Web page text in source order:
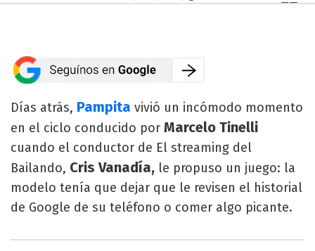
Días atrás, Pampita vivió un incómodo momento
en el ciclo conducido por Marcelo Tinelli
cuando el conductor de El streaming del
Bailando, Cris Vanadía, le propuso un juego: la
modelo tenía que dejar que le revisen el historial
de Google de su teléfono o comer algo picante.